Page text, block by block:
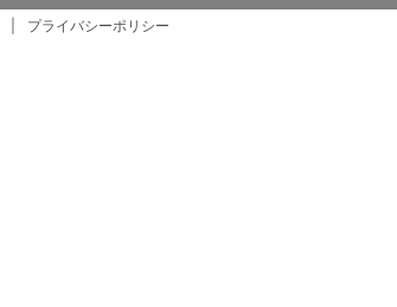
プライバシーポリシー